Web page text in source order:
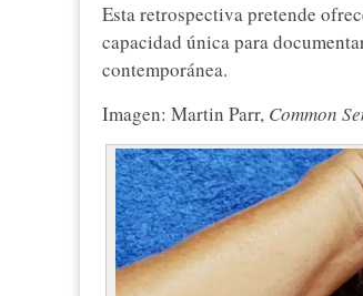
Esta retrospectiva pretende
capacidad única para
contemporánea.
Imagen: Martin Parr, Common